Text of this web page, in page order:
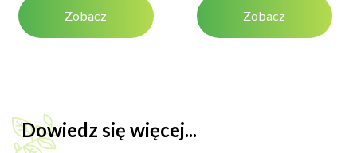
Zobacz Zobacz
Dowiedz się więcej...